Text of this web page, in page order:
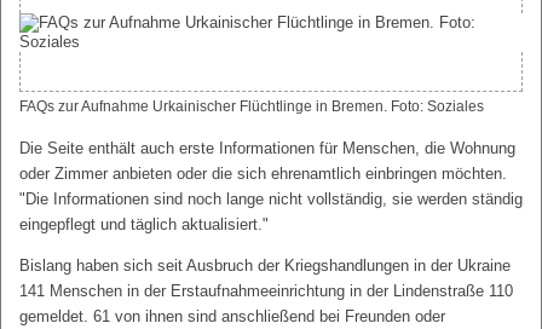
FAQs zur Aufnahme Urkainischer Flüchtlinge in Bremen. Foto: Soziales
Die Seite enthält auch erste Informationen für Menschen, die Wohnung
oder Zimmer anbieten oder die sich ehrenamtlich einbringen möchten.
"Die Informationen sind noch lange nicht vollständig, sie werden ständig
eingepflegt und täglich aktualisiert."
Bislang haben sich seit Ausbruch der Kriegshandlungen in der Ukraine
141 Menschen in der Erstaufnahmeeinrichtung in der Lindenstraße 110
gemeldet. 61 von ihnen sind anschließend bei Freunden oder